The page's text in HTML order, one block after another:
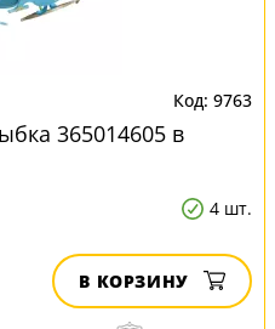
9763
365014605 в
4 шт.
В КОРЗИНУ